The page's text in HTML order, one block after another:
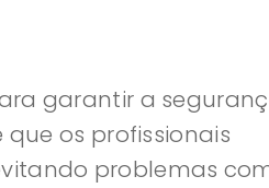
garantir a
os profissionais
problemas